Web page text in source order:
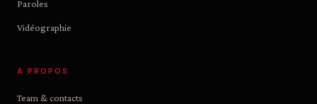
Paroles
Vidéographie
À PROPOS
Team & contacts